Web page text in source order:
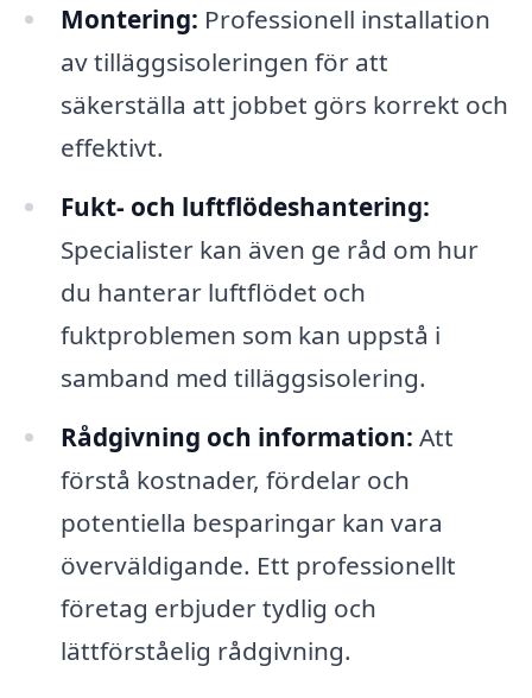
Montering: Professionell installation
av tilläggsisoleringen för att
säkerställa att jobbet görs korrekt och
effektivt.
Fukt- och luftflödeshantering:
Specialister kan även ge råd om hur
du hanterar luftflödet och
fuktproblemen som kan uppstå i
samband med tilläggsisolering.
Rådgivning och information: Att
förstå kostnader, fördelar och
potentiella besparingar kan vara
överväldigande. Ett professionellt
företag erbjuder tydlig och
lättförståelig rådgivning.